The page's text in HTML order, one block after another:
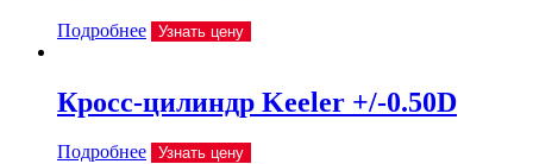
Подробнее Узнать цену
Кросс-цилиндр Keeler +/-0.50D
Подробнее Узнать цену